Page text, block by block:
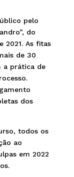
pelo
do
2021. As fitas
de 30
a prática de
dos
todos os
ao
em 2022